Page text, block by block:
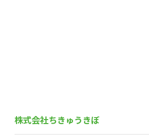
株式会社ちきゅうきぼ